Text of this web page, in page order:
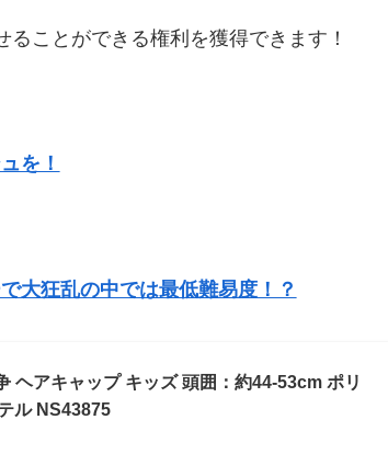
ることができる権利を獲得できます！
を！
大狂乱の中では最低難易度！？
ヘアキャップ キッズ 頭囲：約44-53cm ポリ
ル NS43875